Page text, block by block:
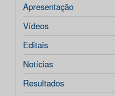
Apresentação
Vídeos
Editais
Notícias
Resultados